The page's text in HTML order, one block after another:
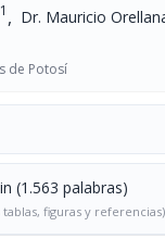
1 , Dr. Mauricio
de Potosí
(1.563 palabras)
figuras y referencias)